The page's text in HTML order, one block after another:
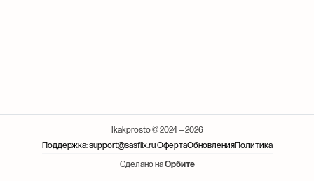
Ikakprosto © 2024 — 2026
Поддержка: support@sasflix.ruОфертаОбновленияПолитика
Сделано наОрбите